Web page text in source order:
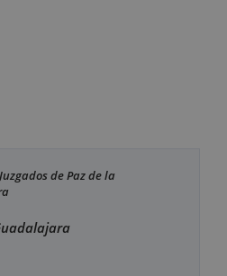
de Paz de la